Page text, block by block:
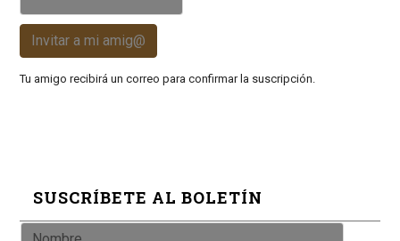
Invitar a mi amig@
Tu amigo recibirá un correo para confirmar la suscripción.
SUSCRÍBETE AL BOLETÍN